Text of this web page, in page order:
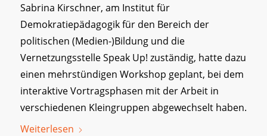
Sabrina Kirschner, am Institut für
Demokratiepädagogik für den Bereich der
politischen (Medien-)Bildung und die
Vernetzungsstelle Speak Up! zuständig, hatte dazu
einen mehrstündigen Workshop geplant, bei dem
interaktive Vortragsphasen mit der Arbeit in
verschiedenen Kleingruppen abgewechselt haben.
Weiterlesen